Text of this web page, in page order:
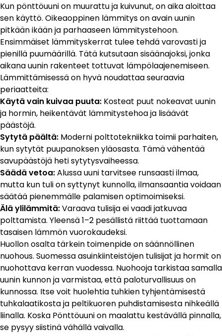
Kun pönttöuuni on muurattu ja kuivunut, on aika aloittaa
sen käyttö. Oikeaoppinen lämmitys on avain uunin
pitkään ikään ja parhaaseen lämmitystehoon.
Ensimmäiset lämmityskerrat tulee tehdä varovasti ja
pienillä puumäärillä. Tätä kutsutaan sisäänajoksi, jonka
aikana uunin rakenteet tottuvat lämpölaajenemiseen.
Lämmittämisessä on hyvä noudattaa seuraavia
periaatteita:
Käytä vain kuivaa puuta: Kosteat puut nokeavat uunin
ja hormin, heikentävät lämmitystehoa ja lisäävät
päästöjä.
Sytytä päältä: Moderni polttotekniikka toimii parhaiten,
kun sytytät puupanoksen yläosasta. Tämä vähentää
savupäästöjä heti sytytysvaiheessa.
Säädä vetoa:Alussa uuni tarvitsee runsaasti ilmaa,
mutta kun tuli on syttynyt kunnolla, ilmansaantia voidaan
säätää pienemmälle palamisen optimoimiseksi.
Älä ylilämmitä:Varaava tulisija ei vaadi jatkuvaa
polttamista. Yleensä 1–2 pesällistä riittää tuottamaan
tasaisen lämmön vuorokaudeksi.
Huollon osalta tärkein toimenpide on säännöllinen
nuohous. Suomessa asuinkiinteistöjen tulisijat ja hormit on
nuohottava kerran vuodessa. Nuohooja tarkistaa samalla
uunin kunnon ja varmistaa, että paloturvallisuus on
kunnossa. Itse voit huolehtia tuhkien tyhjentämisestä
tuhkalaatikosta ja peltikuoren puhdistamisesta nihkeällä
liinalla. Koska Pönttöuunion maalattu kestävällä pinnalla,
se pysyy siistinä vähällä vaivalla.